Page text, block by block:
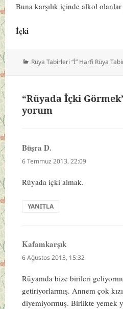
Buna karşılık içinde alkol
İçki
Kategoriler
Rüya Tabirleri “İ” Harfi Rüya
“Rüyada İçki
yorum
Büşra D.
ki:
6 Temmuz 2013, 22:09
Rüyada içki almak.
YANITLA
Kafamkarşıkdedi
ki:
6 Ağustos 2013, 15:32
Rüyamda bize birileri
getiriyorlarmış. Annem çok
diyemiyormuş. Birlikte yemek